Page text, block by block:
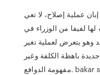
عملية إصلاح، لا تعي
لفيفا من الوزراء في
وهو يتعرض لعملية تغير
باهظة الكلفة وغير
مفهومة الدوافع. bakar sub count realtime with